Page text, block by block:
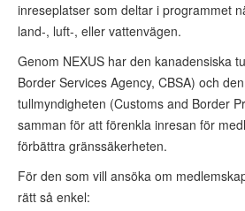
inreseplatser som deltar i programmet
land-, luft-, eller vattenvägen.
Genom NEXUS har den kanadensiska
Border Services Agency, CBSA) och
tullmyndigheten (Customs and Border
samman för att förenkla inresan för
förbättra gränssäkerheten.
För den som vill ansöka om
rätt så enkel: